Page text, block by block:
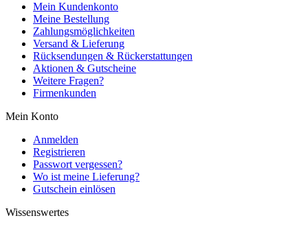
Mein Kundenkonto
Meine Bestellung
Zahlungsmöglichkeiten
Versand & Lieferung
Rücksendungen & Rückerstattungen
Aktionen & Gutscheine
Weitere Fragen?
Firmenkunden
Mein Konto
Anmelden
Registrieren
Passwort vergessen?
Wo ist meine Lieferung?
Gutschein einlösen
Wissenswertes